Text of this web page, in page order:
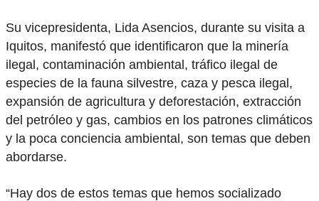
Su vicepresidenta, Lida Asencios, durante su visita a
Iquitos, manifestó que identificaron que la minería
ilegal, contaminación ambiental, tráfico ilegal de
especies de la fauna silvestre, caza y pesca ilegal,
expansión de agricultura y deforestación, extracción
del petróleo y gas, cambios en los patrones climáticos
y la poca conciencia ambiental, son temas que deben
abordarse.
“Hay dos de estos temas que hemos socializado